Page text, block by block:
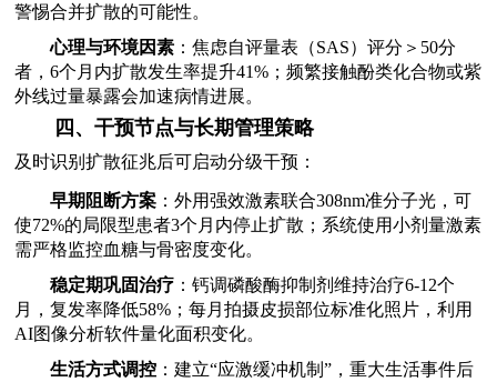
警惕合并扩散的可能性。
心理与环境因素 ：焦虑自评量表（SAS）评分＞50分
者，6个月内扩散发生率提升41%；频繁接触酚类化合物或紫
外线过量暴露会加速病情进展。
四、干预节点与长期管理策略
及时识别扩散征兆后可启动分级干预：
早期阻断方案 ：外用强效激素联合308nm准分子光，可
使72%的局限型患者3个月内停止扩散；系统使用小剂量激素
需严格监控血糖与骨密度变化。
稳定期巩固治疗 ：钙调磷酸酶抑制剂维持治疗6-12个
月，复发率降低58%；每月拍摄皮损部位标准化照片，利用
AI图像分析软件量化面积变化。
生活方式调控 ：建立“应激缓冲机制”，重大生活事件后